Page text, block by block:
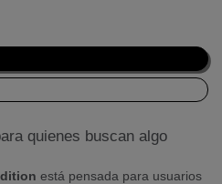
quienes buscan algo
está pensada para usuarios